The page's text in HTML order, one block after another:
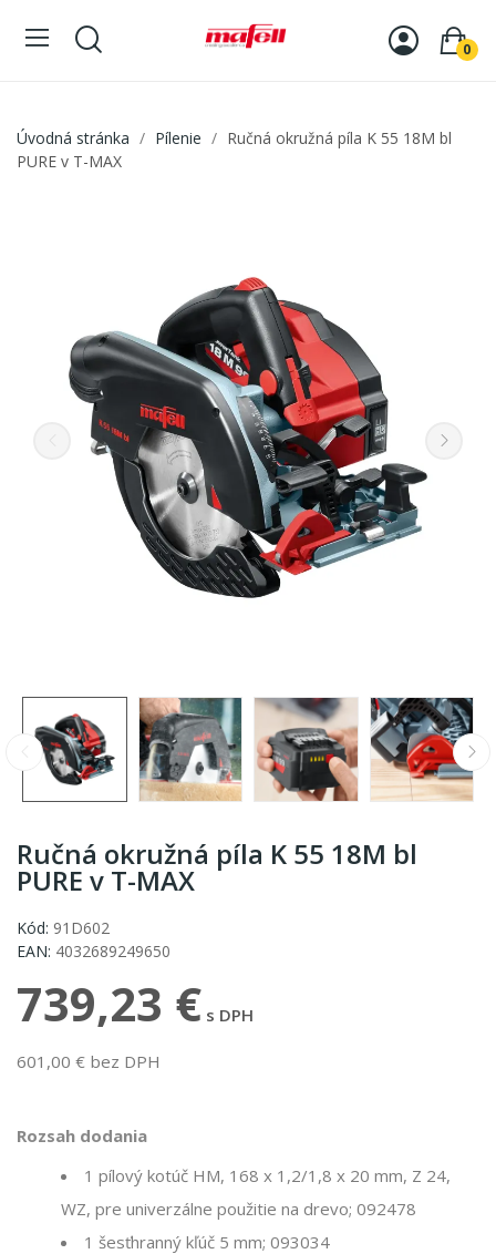
0
Úvodná stránka Pílenie
Ručná okružná píla K 55 18M bl
PURE v T-MAX
Ručná okružná píla K 55 18M bl
PURE v T-MAX
Kód: 91D602
EAN: 4032689249650
739,23 € s DPH
601,00 € bez DPH
Rozsah dodania
1 pílový kotúč HM, 168 x 1,2/1,8 x 20 mm, Z 24,
WZ, pre univerzálne použitie na drevo; 092478
1 šesťhranný kľúč 5 mm; 093034